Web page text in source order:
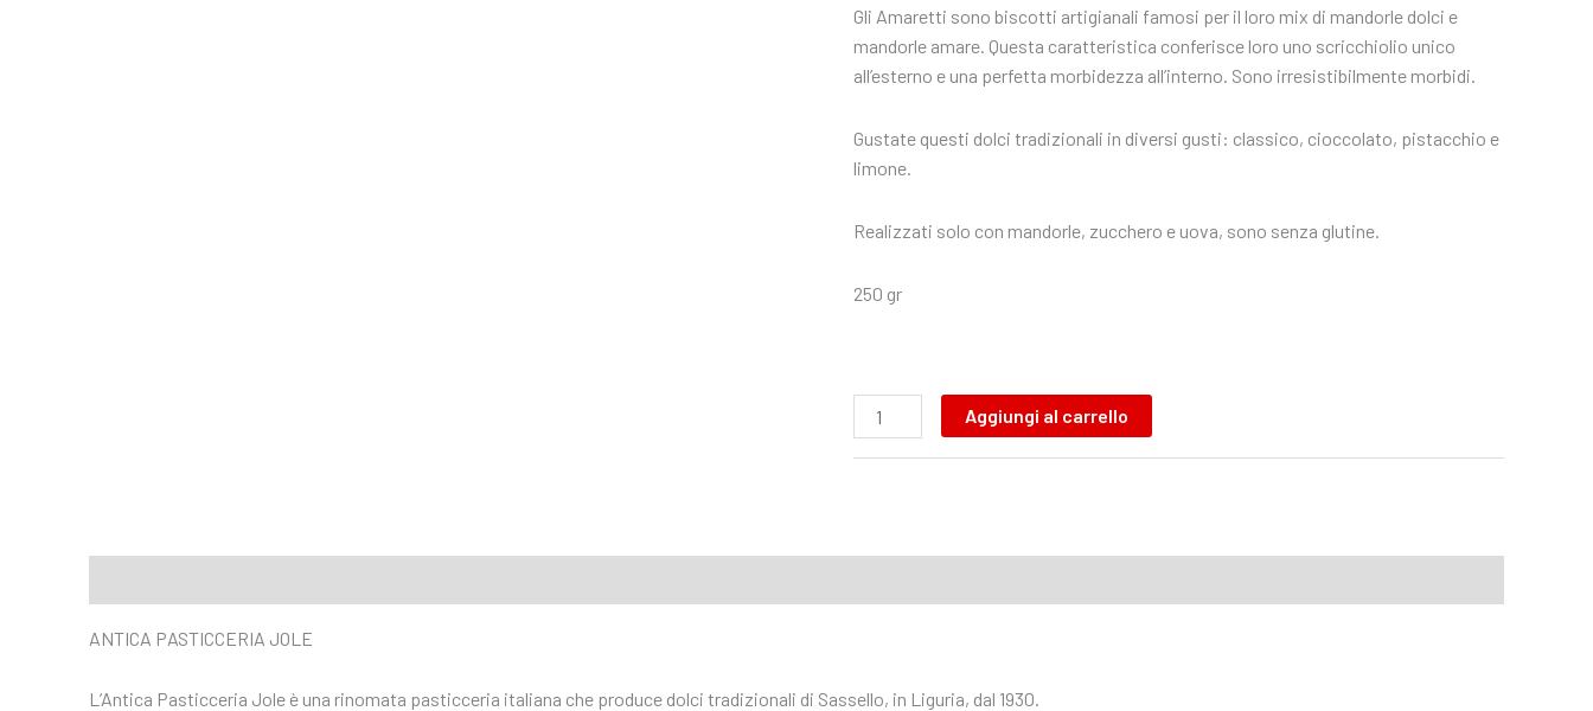
Gli Amaretti sono biscotti artigianali famosi per il loro mix di mandorle dolci e
mandorle amare. Questa caratteristica conferisce loro uno scricchiolio unico
all’esterno e una perfetta morbidezza all’interno. Sono irresistibilmente morbidi.
Gustate questi dolci tradizionali in diversi gusti: classico, cioccolato, pistacchio e
limone.
Realizzati solo con mandorle, zucchero e uova, sono senza glutine.
250 gr
Aggiungi al carrello
ANTICA PASTICCERIA JOLE
L’Antica Pasticceria Jole è una rinomata pasticceria italiana che produce dolci tradizionali di Sassello, in Liguria, dal 1930.